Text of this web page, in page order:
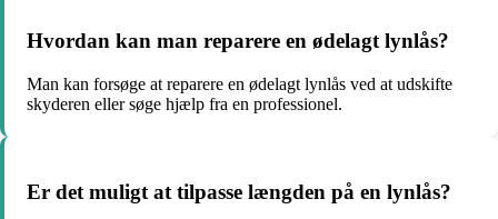
Hvordan kan man reparere en ødelagt lynlås?
Man kan forsøge at reparere en ødelagt lynlås ved at udskifte
skyderen eller søge hjælp fra en professionel.
Er det muligt at tilpasse længden på en lynlås?